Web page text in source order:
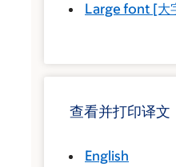
Large font [大
查看并打印译文
English